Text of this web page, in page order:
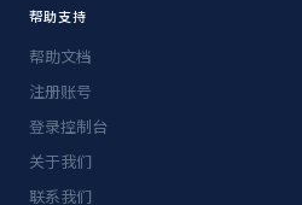
帮助支持
帮助文档
注册账号
登录控制台
关于我们
联系我们